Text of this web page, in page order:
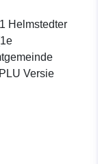
Elm
Helmstedter
Versie